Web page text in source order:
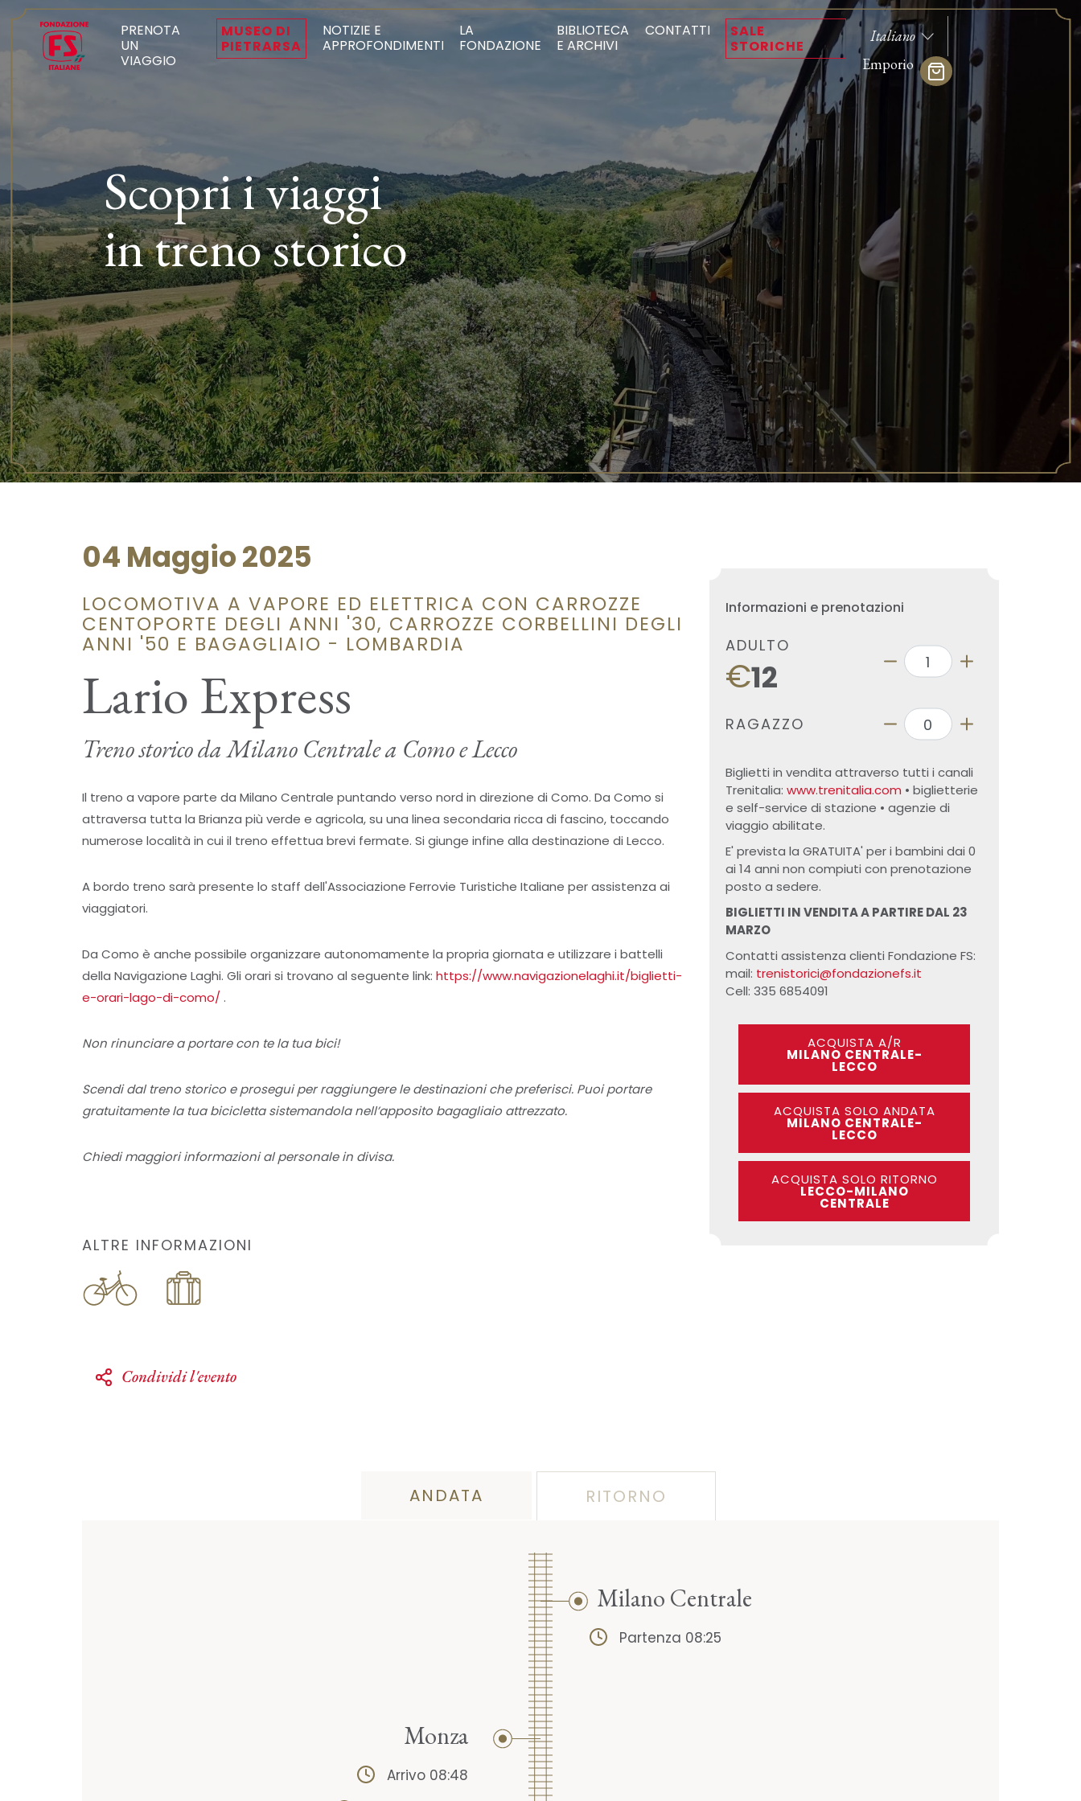
PRENOTA
UN
VIAGGIO
MUSEO DI
PIETRARSA
NOTIZIE E
APPROFONDIMENTI
LA
FONDAZIONE
BIBLIOTECA
E ARCHIVI
CONTATTI
SALE
STORICHE
Emporio
Scopri i viaggi
in treno storico
04 Maggio 2025
LOCOMOTIVA A VAPORE ED ELETTRICA CON CARROZZE
CENTOPORTE DEGLI ANNI '30, CARROZZE CORBELLINI DEGLI
ANNI '50 E BAGAGLIAIO - LOMBARDIA
Lario Express
Treno storico da Milano Centrale a Como e Lecco
Il treno a vapore parte da Milano Centrale puntando verso nord in direzione di Como. Da Como si
attraversa tutta la Brianza più verde e agricola, su una linea secondaria ricca di fascino, toccando
numerose località in cui il treno effettua brevi fermate. Si giunge infine alla destinazione di Lecco.
A bordo treno sarà presente lo staff dell'Associazione Ferrovie Turistiche Italiane per assistenza ai
viaggiatori.
Da Como è anche possibile organizzare autonomamente la propria giornata e utilizzare i battelli
della Navigazione Laghi. Gli orari si trovano al seguente link: https://www.navigazionelaghi.it/biglietti-
e-orari-lago-di-como/ .
Non rinunciare a portare con te la tua bici!
Scendi dal treno storico e prosegui per raggiungere le destinazioni che preferisci. Puoi portare
gratuitamente la tua bicicletta sistemandola nell’apposito bagagliaio attrezzato.
Chiedi maggiori informazioni al personale in divisa.
ALTRE INFORMAZIONI
Condividi l'evento
Informazioni e prenotazioni
ADULTO
€12
RAGAZZO
Biglietti in vendita attraverso tutti i canali
Trenitalia: www.trenitalia.com • biglietterie
e self-service di stazione • agenzie di
viaggio abilitate.
E' prevista la GRATUITA' per i bambini dai 0
ai 14 anni non compiuti con prenotazione
posto a sedere.
BIGLIETTI IN VENDITA A PARTIRE DAL 23
MARZO
Contatti assistenza clienti Fondazione FS:
mail: trenistorici@fondazionefs.it
Cell: 335 6854091
ACQUISTA A/R
MILANO CENTRALE-
LECCO
ACQUISTA SOLO ANDATA
MILANO CENTRALE-
LECCO
ACQUISTA SOLO RITORNO
LECCO-MILANO
CENTRALE
ANDATA RITORNO
Milano Centrale
Partenza 08:25
Monza
Arrivo 08:48